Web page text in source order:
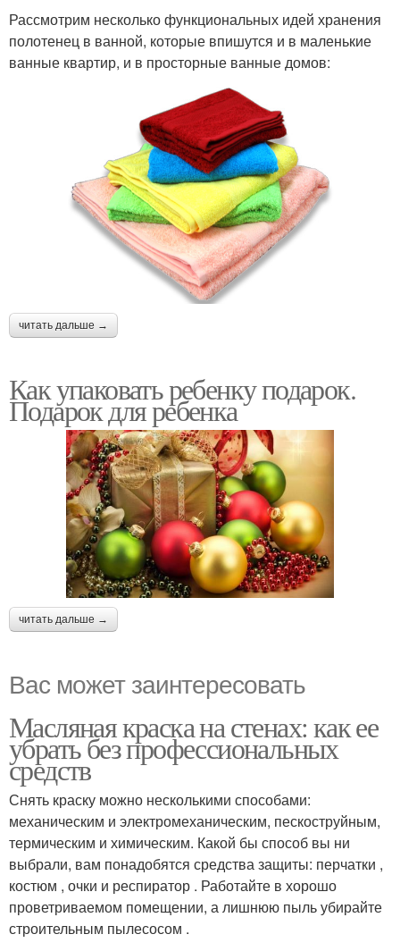
Рассмотрим несколько функциональных идей хранения
полотенец в ванной, которые впишутся и в маленькие
ванные квартир, и в просторные ванные домов:
читать дальше →
Как упаковать ребенку подарок.
Подарок для ребенка
читать дальше →
Вас может заинтересовать
Масляная краска на стенах: как ее
убрать без профессиональных
средств
Снять краску можно несколькими способами:
механическим и электромеханическим, пескоструйным,
термическим и химическим. Какой бы способ вы ни
выбрали, вам понадобятся средства защиты: перчатки ,
костюм , очки и респиратор . Работайте в хорошо
проветриваемом помещении, а лишнюю пыль убирайте
строительным пылесосом .